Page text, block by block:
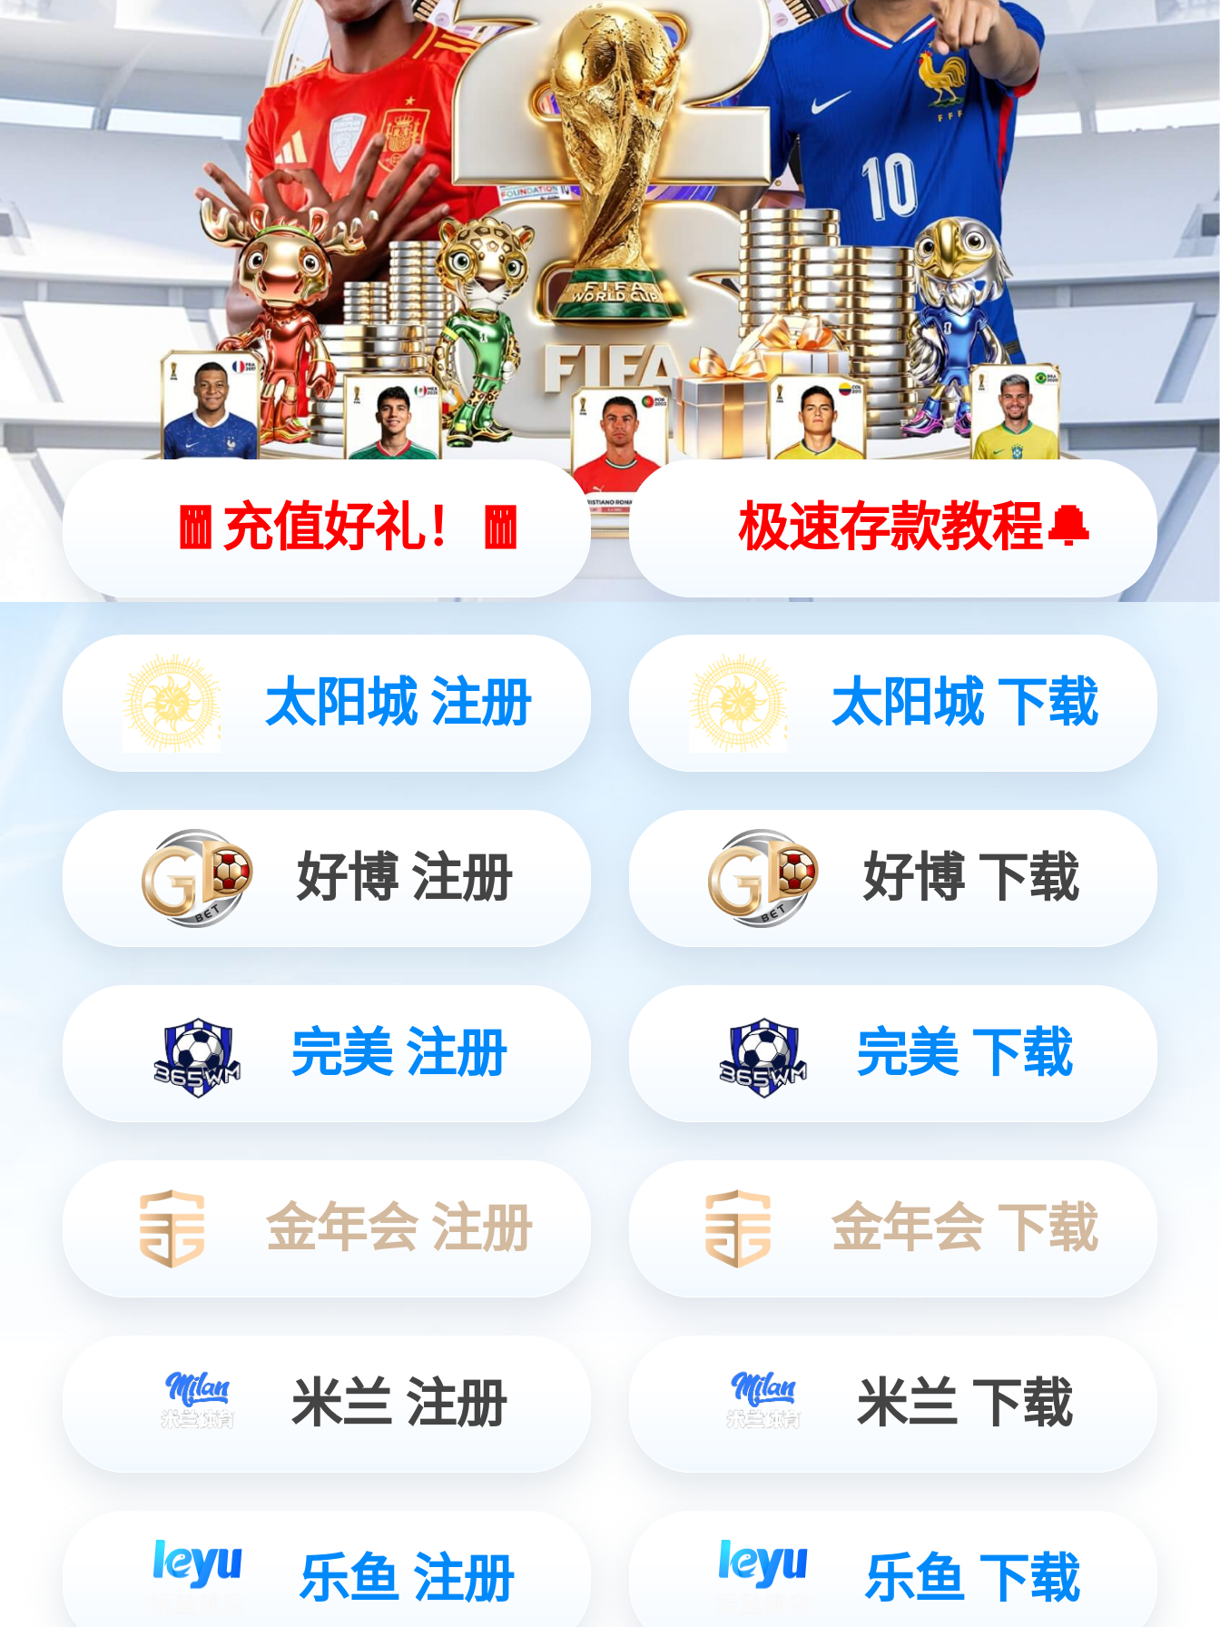
异形人造石
异形人造石 异形人造石
共4条 1
地材
吊顶
热门银河推荐
亚地斯自流平系统 定制五金
富美家净味门板
相关新闻
富美家不燃板如何用无机芯材守护生命与财产
富美家室内门如何用科技与美学重构“门道”
富美家美耐板如何以千面姿态重塑空间表情
山东银河集团建筑装饰工程有限公司